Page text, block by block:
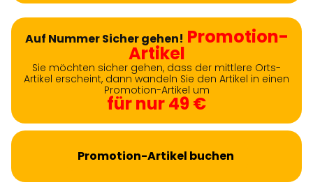
Auf Nummer Sicher gehen! Promotion-
Artikel
Sie möchten sicher gehen, dass der mittlere Orts-
Artikel erscheint, dann wandeln Sie den Artikel in einen
Promotion-Artikel um
für nur 49 €
Promotion-Artikel buchen